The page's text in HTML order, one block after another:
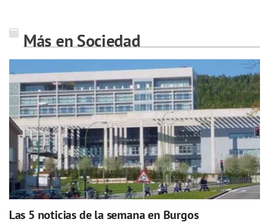
Más en Sociedad
Las 5 noticias de la semana en Burgos